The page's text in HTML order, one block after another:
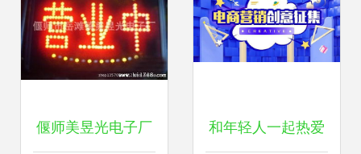
偃师美昱光电子厂 和年轻人一起热爱